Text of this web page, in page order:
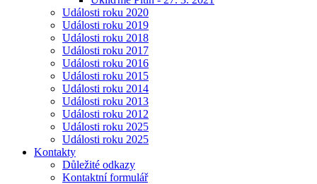
Události roku 2020
Události roku 2019
Události roku 2018
Události roku 2017
Události roku 2016
Události roku 2015
Události roku 2014
Události roku 2013
Události roku 2012
Události roku 2025
Události roku 2025
Kontakty
Důležité odkazy
Kontaktní formulář